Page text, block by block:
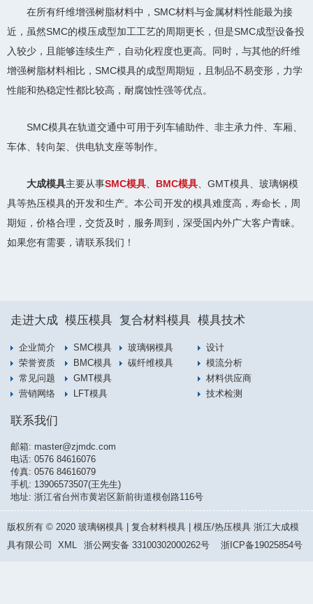
在所有纤维增强树脂材料中，SMC材料与金属材料性能最为接
近，虽然SMC的模压成型加工工艺的周期更长，但是SMC成型设备投
入较少，且能够连续生产，自动化程度也更高。同时，与其他的纤维
增强树脂材料相比，SMC模具的成型周期短，且制品不易变形，力学
性能和热稳定性都比较高，耐腐蚀性强等优点。
SMC模具在轨道交通中可用于列车辅助件、非主承力件、车厢、
车体、转向架、供电轨支座等制作。
大成模具主要从事SMC模具 BMC模具 、GMT模具、玻璃钢模
具等热压模具的开发和生产。本公司开发的模具难度高，寿命长，周
期短，价格合理，交货及时，服务周到，深受国内外广大客户青睐。
如果您有需要，请联系我们！
走进大成
企业简介
荣誉资质
常见问题
营销网络
模压模具
SMC模具
BMC模具
GMT模具
LFT模具
复合材料模具
玻璃钢模具
碳纤维模具
模具技术
设计
模流分析
材料供应商
技术检测
联系我们
邮箱: master@zjmdc.com
电话: 0576 84616076
传真: 0576 84616079
手机: 13906573507(王先生)
地址: 浙江省台州市黄岩区新前街道模创路116号
版权所有 © 2020 玻璃钢模具 | 复合材料模具 | 模压/热压模具 浙江大成模
具有限公司 XML 浙公网安备 33100302000262号 浙ICP备19025854号